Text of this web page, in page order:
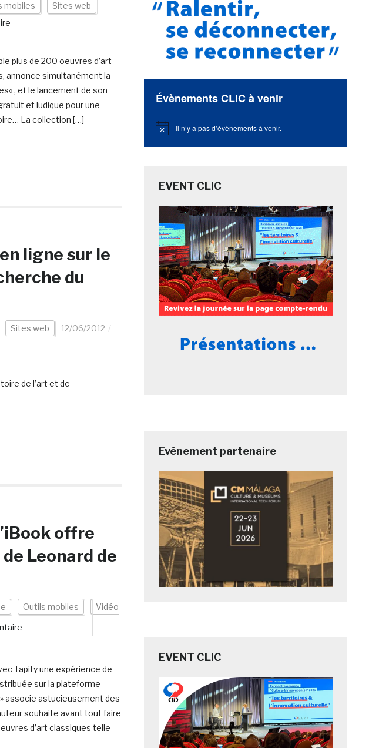
mobiles
Sites web
plus de 200 oeuvres d’art
annonce simultanément la
, et le lancement de son
et ludique pour une
La collection […]
ligne sur le
du
Sites web
12/06/2012
de l’art et de
offre
Leonard de
Outils mobiles Vidéo
Tapity une expérience de
sur la plateforme
associe astucieusement des
souhaite avant tout faire
d’art classiques telle
Évènements CLIC à venir
Notice Il n’y a pas d’évènements à venir.
EVENT CLIC
Evénement partenaire
EVENT CLIC